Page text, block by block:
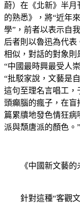
蔚）在《北新》半
的熟悉》，將“近年
學”，前者以表示自
后者則以魯迅為代表
相似，對話的對象則
“中國最時興最受人
“批駁家說，文藝是
這句至理名言唱工
頭癲腦的瘋子，在
篇累牘地發色情狂病
派與頹唐派的顏色。
《中國新文藝
針對這種“客觀